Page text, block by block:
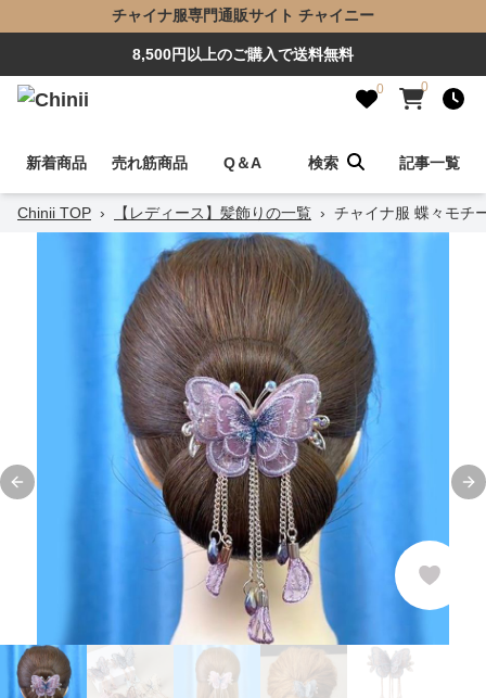
チャイナ服専門通販サイト チャイニー
8,500円以上のご購入で送料無料
0 0
新着商品 売れ筋商品 Q＆A 検索 記事一覧
Chinii TOP › 【レディース】髪飾りの一覧 › チャイナ服 蝶々モチ
Previous slide